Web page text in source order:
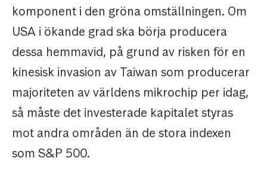
komponent i den gröna omställningen. Om
USA i ökande grad ska börja producera
dessa hemmavid, på grund av risken för en
kinesisk invasion av Taiwan som producerar
majoriteten av världens mikrochip per idag,
så måste det investerade kapitalet styras
mot andra områden än de stora indexen
som S&P 500.